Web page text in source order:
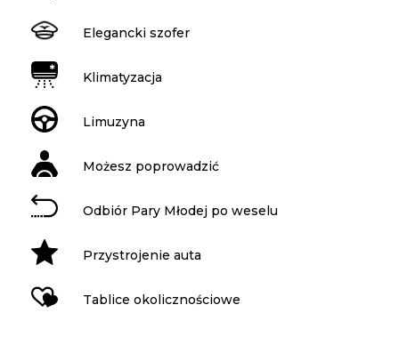
Elegancki szofer
Klimatyzacja
Limuzyna
Możesz poprowadzić
Odbiór Pary Młodej po weselu
Przystrojenie auta
Tablice okolicznościowe